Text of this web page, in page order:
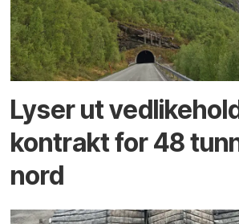
Lyser ut
kontrakt for 48
nord